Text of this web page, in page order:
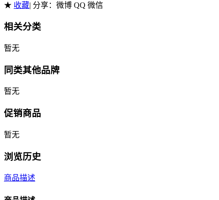
★ 收藏| 分享： 微博 QQ 微信
相关分类
暂无
同类其他品牌
暂无
促销商品
暂无
浏览历史
商品描述